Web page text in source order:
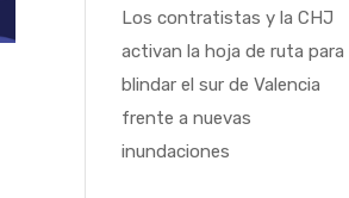
Los contratistas y la CHJ
activan la hoja de ruta para
blindar el sur de Valencia
frente a nuevas
inundaciones